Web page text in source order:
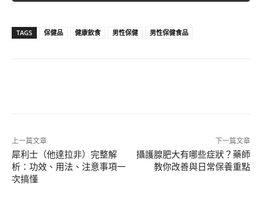
TAGS 保健品 健康飲食 男性保健 男性保健食品
上一篇文章
犀利士（他達拉非）完整解
析：功效、用法、注意事項一
次搞懂
下一篇文章
攝護腺肥大有哪些症狀？藥師
教你改善與日常保養重點